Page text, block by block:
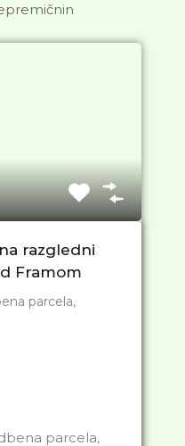
razgledni
Framom
parcela,
parcela,